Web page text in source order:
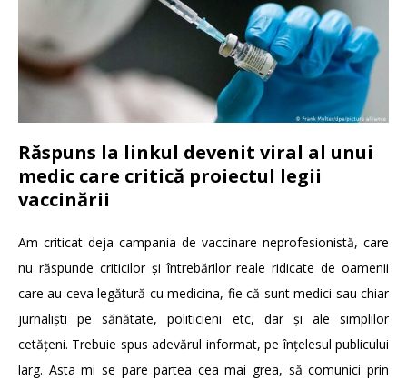
Răspuns la linkul devenit viral al unui
medic care critică proiectul legii
vaccinării
Am criticat deja campania de vaccinare neprofesionistă, care
nu răspunde criticilor și întrebărilor reale ridicate de oamenii
care au ceva legătură cu medicina, fie că sunt medici sau chiar
jurnaliști pe sănătate, politicieni etc, dar și ale simplilor
cetățeni. Trebuie spus adevărul informat, pe înțelesul publicului
larg. Asta mi se pare partea cea mai grea, să comunici prin